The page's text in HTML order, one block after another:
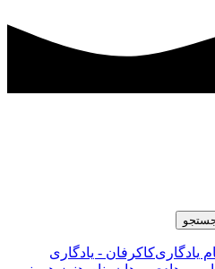
کاکرفان - یادگاری